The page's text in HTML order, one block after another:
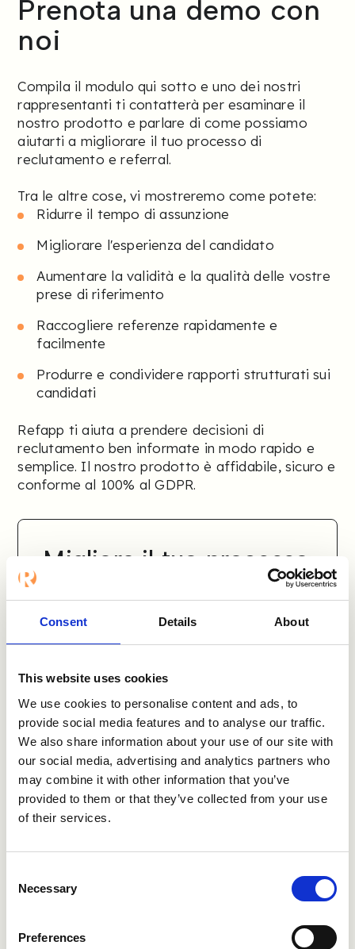
Consent Details About
This website uses cookies
We use cookies to personalise content and ads, to
provide social media features and to analyse our traffic.
We also share information about your use of our site with
our social media, advertising and analytics partners who
may combine it with other information that you’ve
provided to them or that they’ve collected from your use
of their services.
Selection
Necessary
Preferences
Prenota una demo con
noi
Compila il modulo qui sotto e uno dei nostri
rappresentanti ti contatterà per esaminare il
nostro prodotto e parlare di come possiamo
aiutarti a migliorare il tuo processo di
reclutamento e referral.
Tra le altre cose, vi mostreremo come potete:
Ridurre il tempo di assunzione
Migliorare l'esperienza del candidato
Aumentare la validità e la qualità delle vostre
prese di riferimento
Raccogliere referenze rapidamente e
facilmente
Produrre e condividere rapporti strutturati sui
candidati
Refapp ti aiuta a prendere decisioni di
reclutamento ben informate in modo rapido e
semplice. Il nostro prodotto è affidabile, sicuro e
conforme al 100% al GDPR.
Migliora il tuo processo
di reclutamento oggi
stesso!
Nome società
E-mail